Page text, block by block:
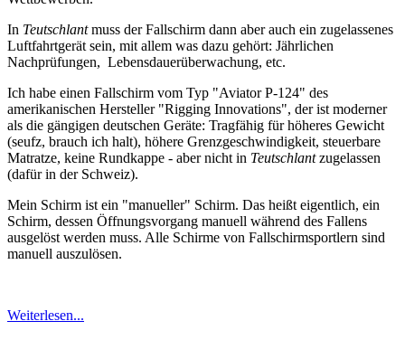
In Teutschlantmuss der Fallschirm dann aber auch ein zugelassenes
Luftfahrtgerät sein, mit allem was dazu gehört: Jährlichen
Nachprüfungen, Lebensdauerüberwachung, etc.
Ich habe einen Fallschirm vom Typ "Aviator P-124" des
amerikanischen Hersteller "Rigging Innovations", der ist moderner
als die gängigen deutschen Geräte: Tragfähig für höheres Gewicht
(seufz, brauch ich halt), höhere Grenzgeschwindigkeit, steuerbare
Matratze, keine Rundkappe - aber nicht in Teutschlantzugelassen
(dafür in der Schweiz).
Mein Schirm ist ein "manueller" Schirm. Das heißt eigentlich, ein
Schirm, dessen Öffnungsvorgang manuell während des Fallens
ausgelöst werden muss. Alle Schirme von Fallschirmsportlern sind
manuell auszulösen.
Weiterlesen...